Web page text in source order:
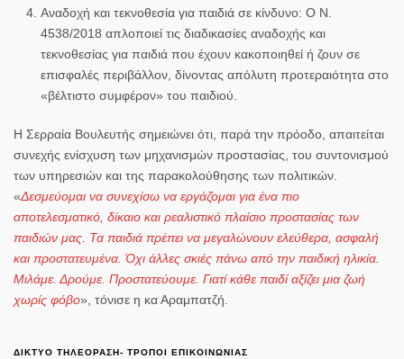
Αναδοχή και τεκνοθεσία για παιδιά σε κίνδυνο: Ο Ν.
4538/2018 απλοποιεί τις διαδικασίες αναδοχής και
τεκνοθεσίας για παιδιά που έχουν κακοποιηθεί ή ζουν σε
επισφαλές περιβάλλον, δίνοντας απόλυτη προτεραιότητα στο
«βέλτιστο συμφέρον» του παιδιού.
Η Σερραία Βουλευτής σημειώνει ότι, παρά την πρόοδο, απαιτείται
συνεχής ενίσχυση των μηχανισμών προστασίας, του συντονισμού
των υπηρεσιών και της παρακολούθησης των πολιτικών.
«Δεσμεύομαι να συνεχίσω να εργάζομαι για ένα πιο
αποτελεσματικό, δίκαιο και ρεαλιστικό πλαίσιο προστασίας των
παιδιών μας. Τα παιδιά πρέπει να μεγαλώνουν ελεύθερα, ασφαλή
και προστατευμένα. Όχι άλλες σκιές πάνω από την παιδική ηλικία.
Μιλάμε. Δρούμε. Προστατεύουμε. Γιατί κάθε παιδί αξίζει μια ζωή
χωρίς φόβο», τόνισε η κα Αραμπατζή
ΔΙΚΤΥΟ ΤΗΛΕΟΡΑΣΗ- ΤΡΟΠΟΙ ΕΠΙΚΟΙΝΩΝΙΑΣ